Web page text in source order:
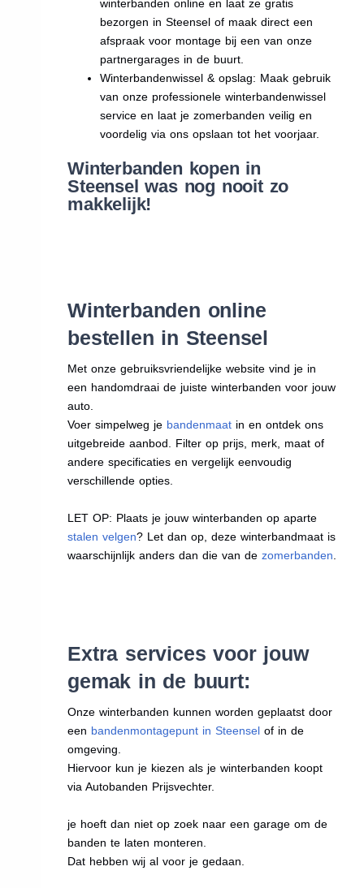
winterbanden online en laat ze gratis
bezorgen in Steensel of maak direct een
afspraak voor montage bij een van onze
partnergarages in de buurt.
Winterbandenwissel & opslag: Maak gebruik
van onze professionele winterbandenwissel
service en laat je zomerbanden veilig en
voordelig via ons opslaan tot het voorjaar.
Winterbanden kopen in
Steensel was nog nooit zo
makkelijk!
Winterbanden online
bestellen in Steensel
Met onze gebruiksvriendelijke website vind je in
een handomdraai de juiste winterbanden voor jouw
auto.
Voer simpelweg je bandenmaat in en ontdek ons
uitgebreide aanbod. Filter op prijs, merk, maat of
andere specificaties en vergelijk eenvoudig
verschillende opties.
LET OP: Plaats je jouw winterbanden op aparte
stalen velgen? Let dan op, deze winterbandmaat is
waarschijnlijk anders dan die van dezomerbanden
Extra services voor jouw
gemak in de buurt:
Onze winterbanden kunnen worden geplaatst door
een bandenmontagepunt in Steensel of in de
omgeving.
Hiervoor kun je kiezen als je winterbanden koopt
via Autobanden Prijsvechter.
je hoeft dan niet op zoek naar een garage om de
banden te laten monteren.
Dat hebben wij al voor je gedaan.